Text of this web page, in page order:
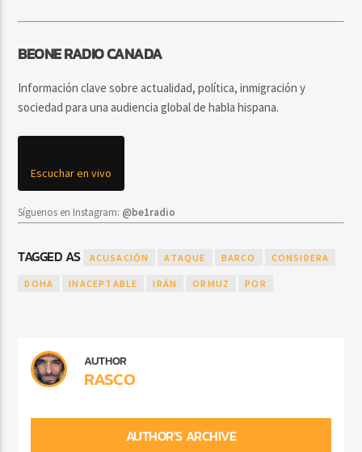
BEONE RADIO CANADA
Información clave sobre actualidad, política, inmigración y
sociedad para una audiencia global de habla hispana.
Escuchar en vivo
Síguenos en Instagram: @be1radio
TAGGED AS ACUSACIÓN ATAQUE BARCO CONSIDERA
DOHA INACEPTABLE IRÁN ORMUZ POR
AUTHOR
RASCO
AUTHOR'S ARCHIVE